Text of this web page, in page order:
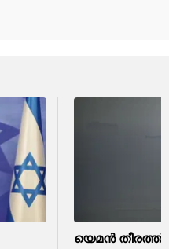
യെമൻ തീരത്ത്